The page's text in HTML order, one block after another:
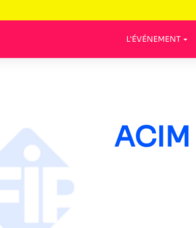
L'ÉVÉNEMENT